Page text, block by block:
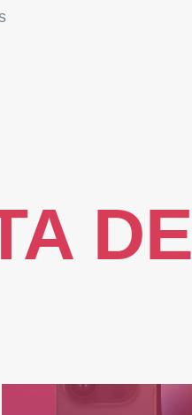
DE